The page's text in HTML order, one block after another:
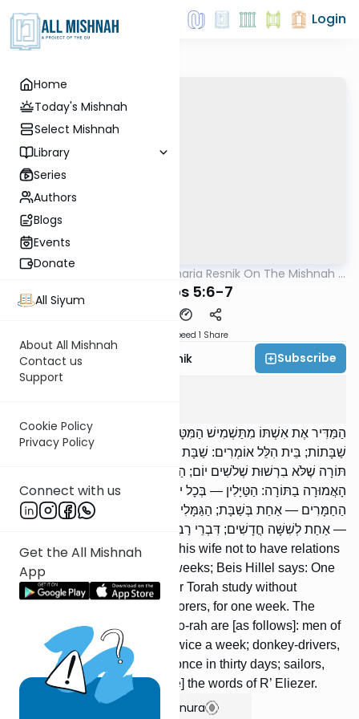
Home
Today's Mishnah
Select Mishnah
Library
Series
Authors
Blogs
Events
Donate
All Siyum
About All Mishnah
Contact us
Support
Cookie Policy
Privacy Policy
Connect with us
Get the All Mishnah
App
Login
Mishna Rabbi Zecharia Resnik On The Mishnah -
Kesuvos 5:6-7
Speed 1 Share
Rabbi Zecharia Resnik Subscribe
הַמַּדִּיר אֶת אִשְׁתּוֹ מִתַּשְׁמִישׁ הַמִּטָּה — בֵּית שַׁמַּאי אוֹמְרִים: שְׁתֵּי
שַׁבָּתוֹת; בֵּית הִלֵּל אוֹמְרִים: שַׁבָּת אַחַת. הַתַּלְמִידִים יוֹצְאִין לְתַלְמוּד
תּוֹרָה שֶׁלֹּא בִרְשׁוּת שְׁלֹשִׁים יוֹם; הַפּוֹעֲלִים — שַׁבָּת אַחַת. הָעוֹנָה
הָאֲמוּרָה בַתּוֹרָה: הַטַּיָּלִין — בְּכָל יוֹם; הַפּוֹעֲלִים — שְׁתַּיִם בְּשַׁבָּת;
הַחַמָּרִים — אַחַת בְּשַׁבָּת; הַגַּמָּלִים — אַחַת לִשְׁלֹשִׁים יוֹם; הַסַּפָּנִים
— אַחַת לְשִׁשָּׁה חֳדָשִׁים; דִּבְרֵי רַבִּי אֱלִיעֶזֶר.
[If] one pronounces a vow on his wife not to have relations
—- Beis Shammai say: Two weeks; Beis Hillel says: One
week. Stu-dents may leave for Torah study without
permission for thirty days; laborers, for one week. The
conjugal rights stated in the To-rah are [as follows]: men of
leisure, every day; laborers, twice a week; donkey-drivers,
once a week; camel-drivers, once in thirty days; sailors,
once in six months; [these are] the words of R’ Eliezer.
Show Bartenura